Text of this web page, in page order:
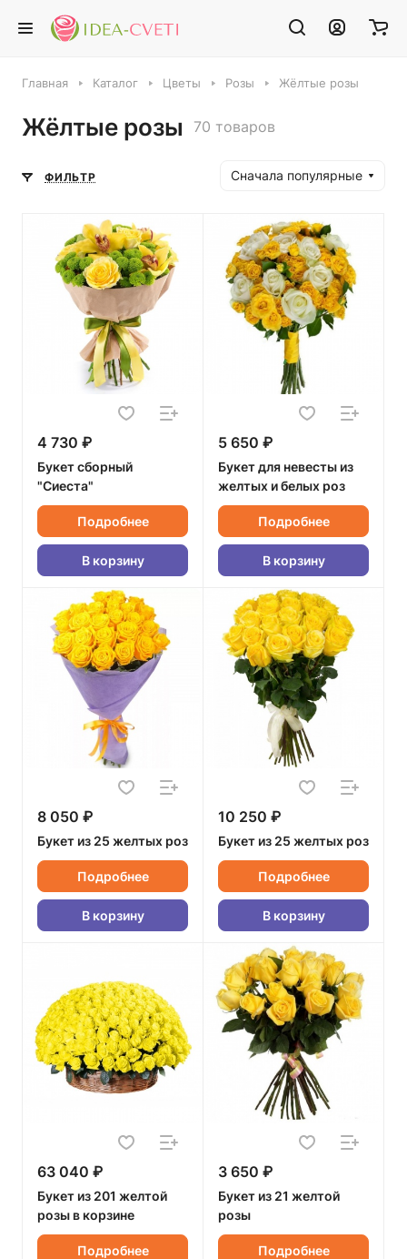
Главная Каталог Цветы Розы Жёлтые розы
Жёлтые розы 70 товаров
ФИЛЬТР Сначала популярные
4 730 ₽
Букет сборный
"Сиеста"
Подробнее
В корзину
5 650 ₽
Букет для невесты из
желтых и белых роз
Подробнее
В корзину
8 050 ₽
Букет из 25 желтых роз
Подробнее
В корзину
10 250 ₽
Букет из 25 желтых роз
Подробнее
В корзину
63 040 ₽
Букет из 201 желтой
розы в корзине
Подробнее
3 650 ₽
Букет из 21 желтой
розы
Подробнее